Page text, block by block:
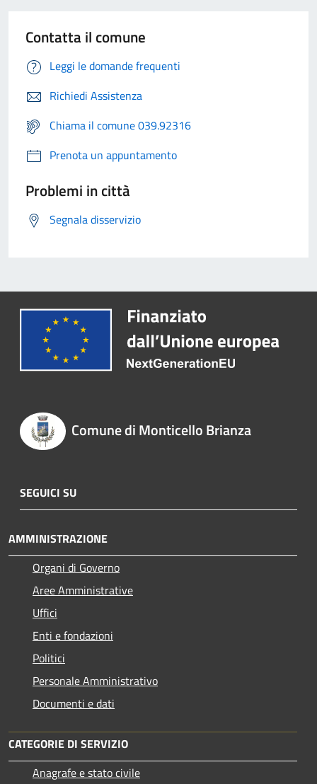
Contatta il comune
Leggi le domande frequenti
Richiedi Assistenza
Chiama il comune 039.92316
Prenota un appuntamento
Problemi in città
Segnala disservizio
Comune di Monticello Brianza
SEGUICI SU
AMMINISTRAZIONE
Organi di Governo
Aree Amministrative
Uffici
Enti e fondazioni
Politici
Personale Amministrativo
Documenti e dati
CATEGORIE DI SERVIZIO
Anagrafe e stato civile